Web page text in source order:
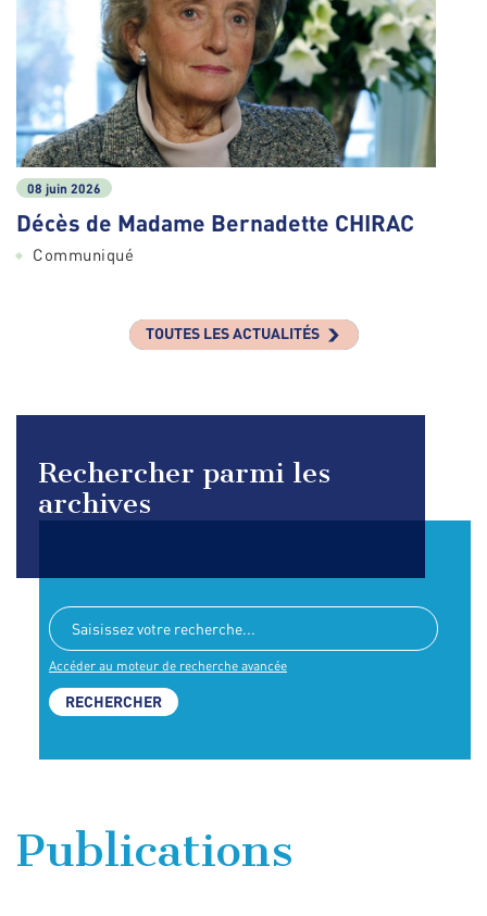
08 juin 2026
Décès de Madame Bernadette CHIRAC
Communiqué
TOUTES LES ACTUALITÉS
Rechercher parmi les
archives
Accéder au moteur de recherche avancée
Publications